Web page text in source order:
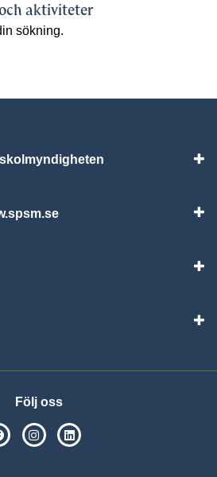
aktiviteter
sökning.
Följ oss
SPSM på Facebook
SPSM på Instagram